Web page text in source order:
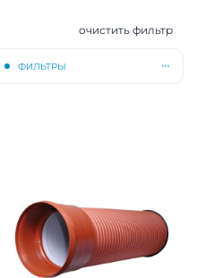
очистить фильтр
ФИЛЬТРЫ